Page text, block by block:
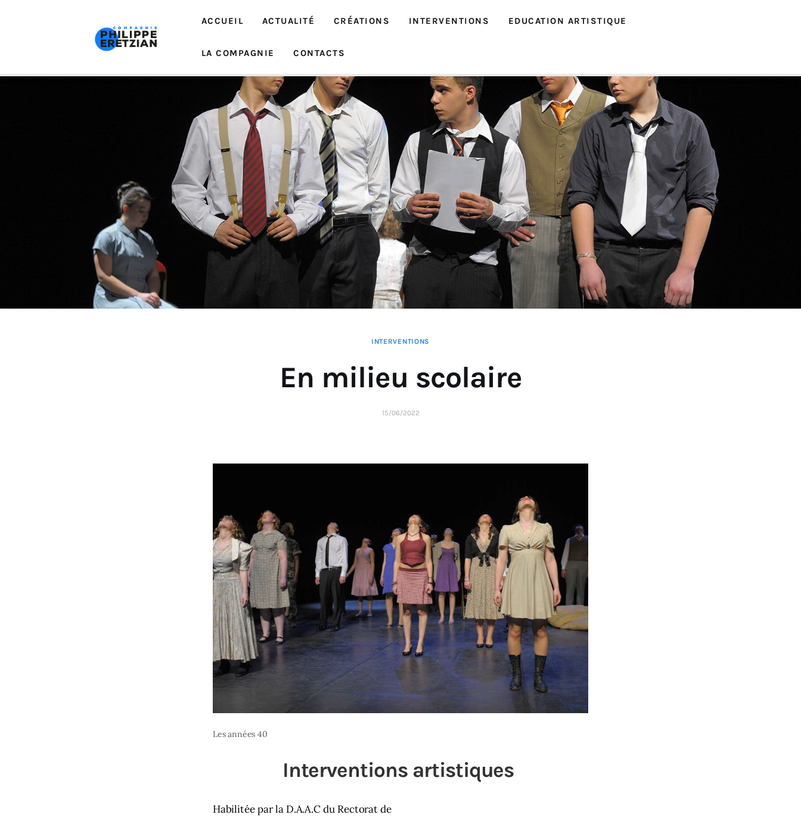
ACCUEIL ACTUALITÉ CRÉATIONS INTERVENTIONS EDUCATION ARTISTIQUE
LA COMPAGNIE CONTACTS
Créations
INTERVENTIONS
En milieu scolaire
15/06/2022
Les années 40
Interventions artistiques
Habilitée par la D.A.A.C du Rectorat de